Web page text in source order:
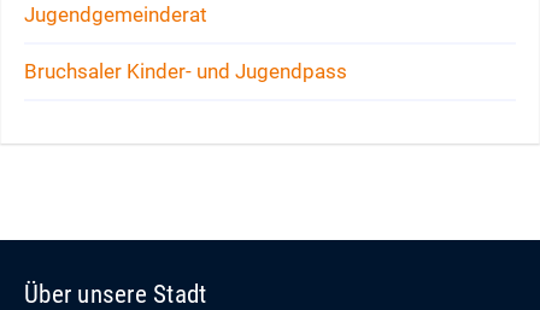
Jugendgemeinderat
Bruchsaler Kinder- und Jugendpass
Über unsere Stadt